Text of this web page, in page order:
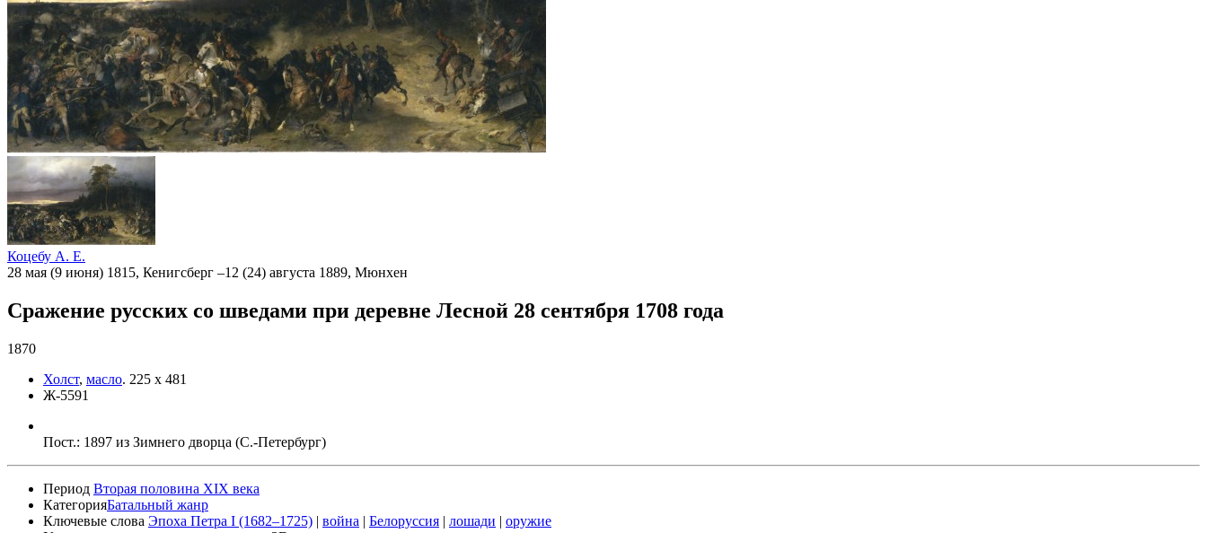
Коцебу А. Е.
28 мая (9 июня) 1815, Кенигсберг –12 (24) августа 1889, Мюнхен
Сражение русских со шведами при деревне Лесной 28 сентября 1708 года
1870
Холст, масло. 225 x 481
Ж-5591
Пост.: 1897 из Зимнего дворца (С.-Петербург)
Период Вторая половина XIX века
КатегорияБатальный жанр
Ключевые слова Эпоха Петра I (1682–1725) | война | Белоруссия | лошади | оружие